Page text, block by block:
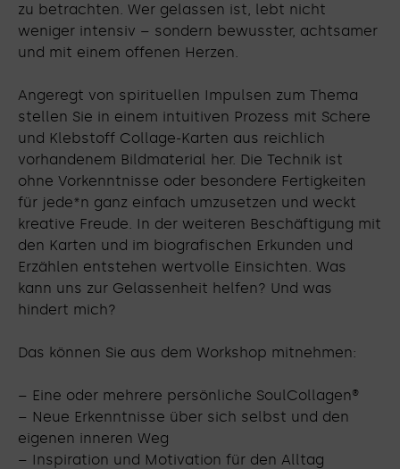
zu betrachten. Wer gelassen ist, lebt nicht
weniger intensiv – sondern bewusster, achtsamer
und mit einem offenen Herzen.
Angeregt von spirituellen Impulsen zum Thema
stellen Sie in einem intuitiven Prozess mit Schere
und Klebstoff Collage-Karten aus reichlich
vorhandenem Bildmaterial her. Die Technik ist
ohne Vorkenntnisse oder besondere Fertigkeiten
für jede*n ganz einfach umzusetzen und weckt
kreative Freude. In der weiteren Beschäftigung mit
den Karten und im biografischen Erkunden und
Erzählen entstehen wertvolle Einsichten. Was
kann uns zur Gelassenheit helfen? Und was
hindert mich?
Das können Sie aus dem Workshop mitnehmen:
– Eine oder mehrere persönliche SoulCollagen®
– Neue Erkenntnisse über sich selbst und den
eigenen inneren Weg
– Inspiration und Motivation für den Alltag